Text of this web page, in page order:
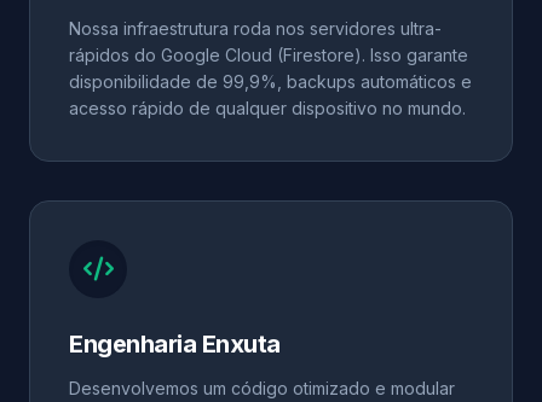
Nossa infraestrutura roda nos servidores ultra-
rápidos do Google Cloud (Firestore). Isso garante
disponibilidade de 99,9%, backups automáticos e
acesso rápido de qualquer dispositivo no mundo.
Engenharia Enxuta
Desenvolvemos um código otimizado e modular